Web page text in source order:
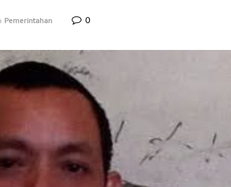
Pemerintahan 0